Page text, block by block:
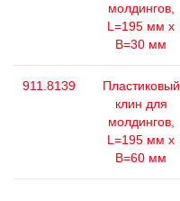
молдингов,
L=195 мм x
B=30 мм
911.8139
Пластиковый
клин для
молдингов,
L=195 мм x
B=60 мм